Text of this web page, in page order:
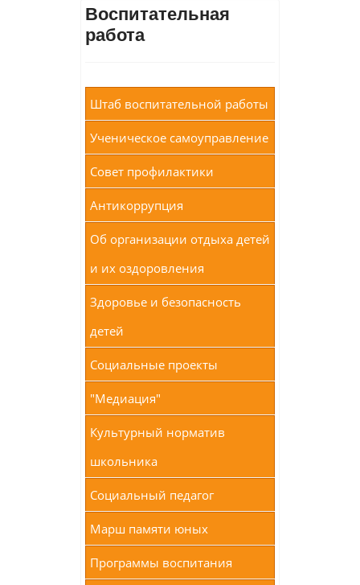
Воспитательная
работа
Штаб воспитательной работы
Ученическое самоуправление
Совет профилактики
Антикоррупция
Об организации отдыха детей
и их оздоровления
Здоровье и безопасность
детей
Социальные проекты
"Медиация"
Культурный норматив
школьника
Социальный педагог
Марш памяти юных
Программы воспитания